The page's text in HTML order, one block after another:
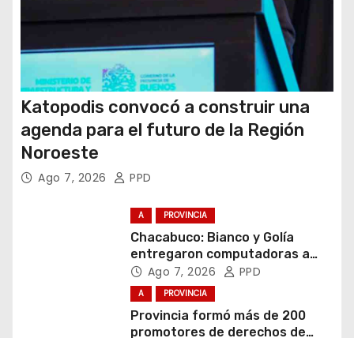
Katopodis convocó a construir una
agenda para el futuro de la Región
Noroeste
Ago 7, 2026 PPD
A PROVINCIA
Chacabuco: Bianco y Golía
entregaron computadoras a
estudiantes
Ago 7, 2026 PPD
A PROVINCIA
Provincia formó más de 200
promotores de derechos de